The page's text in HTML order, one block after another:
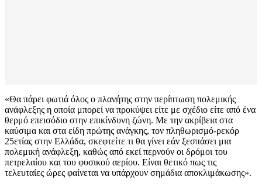
«Θα πάρει φωτιά όλος ο πλανήτης στην περίπτωση πολεμικής
ανάφλεξης η οποία μπορεί να προκύψει είτε με σχέδιο είτε από ένα
θερμό επεισόδιο στην επικίνδυνη ζώνη. Με την ακρίβεια στα
καύσιμα και στα είδη πρώτης ανάγκης, τον πληθωρισμό-ρεκόρ
25ετίας στην Ελλάδα, σκεφτείτε τι θα γίνει εάν ξεσπάσει μια
πολεμική ανάφλεξη, καθώς από εκεί περνούν οι δρόμοι του
πετρελαίου και του φυσικού αερίου. Είναι θετικό πως τις
τελευταίες ώρες φαίνεται να υπάρχουν σημάδια αποκλιμάκωσης».